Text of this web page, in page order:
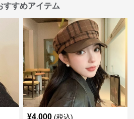
すすめアイテム
¥4,000 (税込)